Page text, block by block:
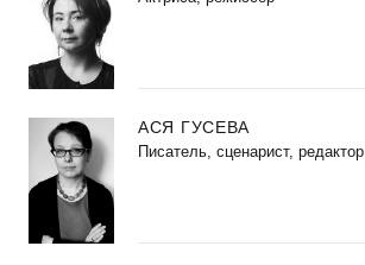
АСЯ ГУСЕВА
Писатель, сценарист, редактор